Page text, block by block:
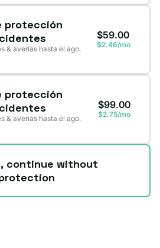
protección
& averías hasta el ago.
$59.00
$2.46/mo
protección
& averías hasta el ago.
$99.00
$2.75/mo
continue without